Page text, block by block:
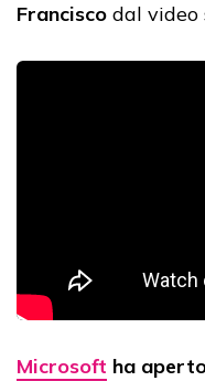
Francisco dal video
Microsoft ha